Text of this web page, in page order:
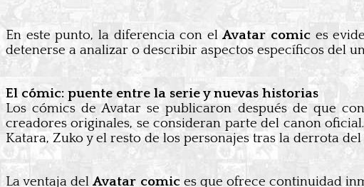
En este punto, la diferencia con elAvatar comic es
detenerse a analizar o describir aspectos específicos del
El cómic: puente entre la serie y nuevas historias
Los cómics de Avatar se publicaron después de que
creadores originales, se consideran parte del canon
Katara, Zuko y el resto de los personajes tras la derrota del
La ventaja delAvatar comices que ofrece continuidad